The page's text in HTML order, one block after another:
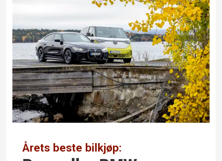
Årets beste bilkjøp: